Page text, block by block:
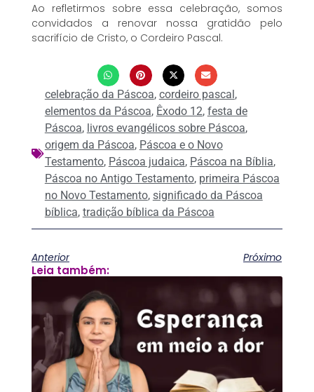
Ao refletirmos sobre essa celebração, somos
convidados a renovar nossa gratidão pelo
sacrifício de Cristo, o Cordeiro Pascal.
celebração da Páscoa, cordeiro pascal,
elementos da Páscoa, Êxodo 12, festa de
Páscoa, livros evangélicos sobre Páscoa,
origem da Páscoa, Páscoa e o Novo
Testamento, Páscoa judaica, Páscoa na Bíblia,
Páscoa no Antigo Testamento, primeira Páscoa
no Novo Testamento, significado da Páscoa
bíblica, tradição bíblica da Páscoa
Anterior Próximo
Leia também: